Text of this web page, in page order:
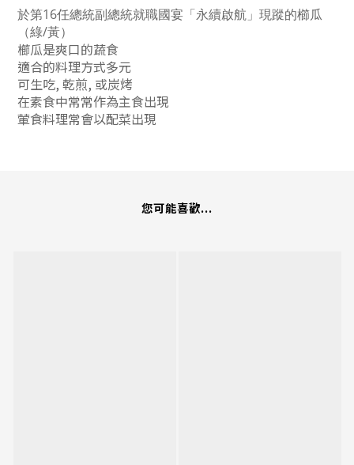
於第16任總統副總統就職國宴「永續啟航」現蹤的櫛瓜
（綠/黃）
櫛瓜是爽口的蔬食
適合的料理方式多元
可生吃, 乾煎, 或炭烤
在素食中常常作為主食出現
葷食料理常會以配菜出現
您可能喜歡...